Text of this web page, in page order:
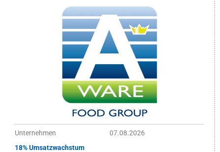
Unternehmen
07.08.2026
18% Umsatzwachstum